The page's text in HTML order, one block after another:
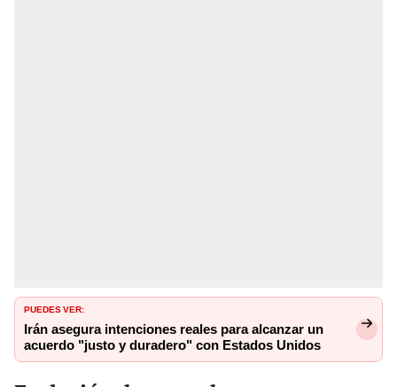
PUEDES VER:
Irán asegura intenciones reales para alcanzar un
acuerdo "justo y duradero" con Estados Unidos